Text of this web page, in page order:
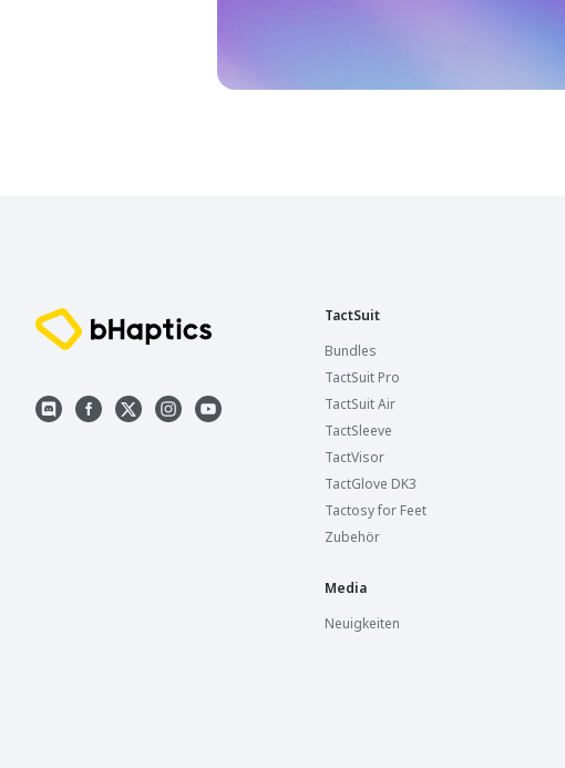
TactSuit
Bundles
TactSuit Pro
TactSuit Air
TactSleeve
TactVisor
TactGlove DK3
Tactosy for Feet
Zubehör
Media
Neuigkeiten